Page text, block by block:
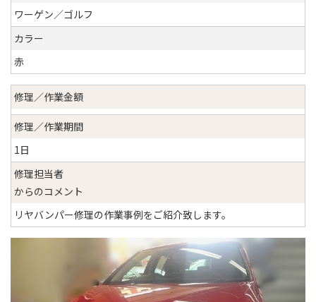
ワーゲン／ゴルフ
カラー
赤
修理／作業金額
修理／作業期間
1日
修理担当者
からのコメント
リヤバンパー修理の作業事例をご紹介致します。